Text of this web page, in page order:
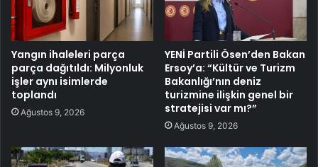
Yangın ihaleleri parça
parça dağıtıldı: Milyonluk
işler aynı isimlerde
toplandı
Ağustos 9, 2026
YENİ Partili Ösen’den Bakan
Ersoy’a: “Kültür ve Turizm
Bakanlığı’nın deniz
turizmine ilişkin genel bir
stratejisi var mı?”
Ağustos 9, 2026